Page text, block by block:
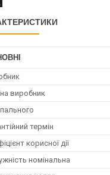
виробник
термін
корисної дії
номінальна